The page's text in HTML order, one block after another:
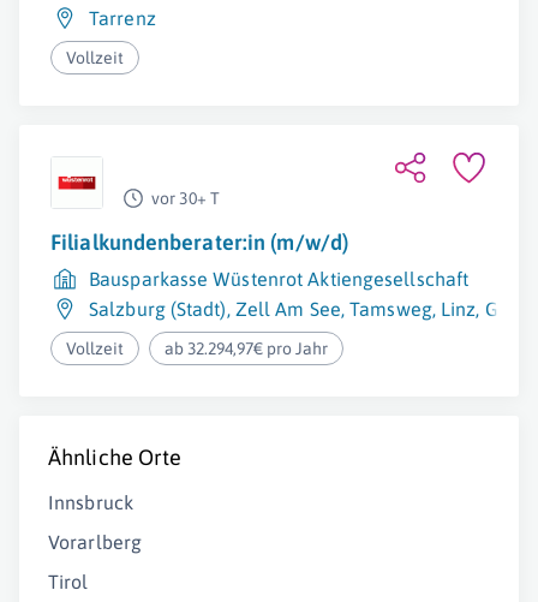
Tarrenz
Vollzeit
vor 30+ T
Filialkundenberater:in (m/w/d)
Bausparkasse Wüstenrot Aktiengesellschaft
Salzburg (Stadt), Zell Am See,Tamsweg, Linz,
Vollzeit ab 32.294,97€ pro Jahr
Ähnliche Orte
Innsbruck
Vorarlberg
Tirol